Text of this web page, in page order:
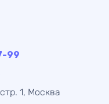
99
1, Москва